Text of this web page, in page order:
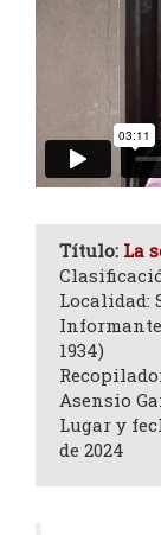
Título: La
Localidad:
1934)
Asensio
Lugar y
de 2024